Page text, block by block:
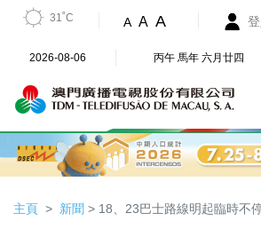
31˚C A A A
2026-08-06 丙午 馬年 六月廿四
主頁 新聞 > 18、23巴士路線明起臨時不